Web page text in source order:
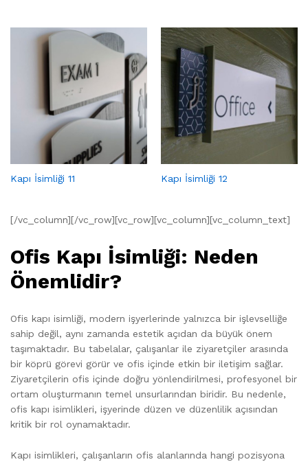
Kapı İsimliği 11 Kapı İsimliği 12
[/vc_column][/vc_row][vc_row][vc_column][vc_column_text]
Ofis Kapı İsimliği: Neden
Önemlidir?
Ofis kapı isimliği, modern işyerlerinde yalnızca bir işlevselliğe
sahip değil, aynı zamanda estetik açıdan da büyük önem
taşımaktadır. Bu tabelalar, çalışanlar ile ziyaretçiler arasında
bir köprü görevi görür ve ofis içinde etkin bir iletişim sağlar.
Ziyaretçilerin ofis içinde doğru yönlendirilmesi, profesyonel bir
ortam oluşturmanın temel unsurlarından biridir. Bu nedenle,
ofis kapı isimlikleri, işyerinde düzen ve düzenlilik açısından
kritik bir rol oynamaktadır.
Kapı isimlikleri, çalışanların ofis alanlarında hangi pozisyona